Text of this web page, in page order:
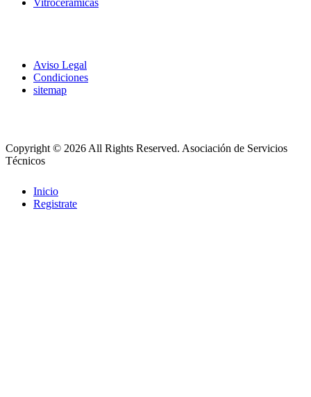
Vitrocerámicas
Aviso Legal
Condiciones
sitemap
Copyright © 2026 All Rights Reserved. Asociación de Servicios
Técnicos
Inicio
Registrate